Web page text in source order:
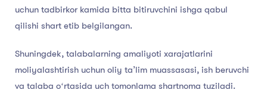
uchun tadbirkor kamida bitta bitiruvchini ishga qabul
qilishi shart etib belgilangan.
Shuningdek, talabalarning amaliyoti xarajatlarini
moliyalashtirish uchun oliy taʼlim muassasasi, ish beruvchi
va talaba oʻrtasida uch tomonlama shartnoma tuziladi.